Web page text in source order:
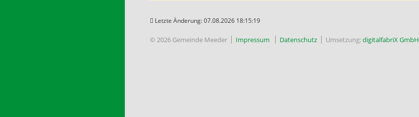
Letzte Änderung: 07.08.2026 18:15:19
© 2026 Gemeinde Meeder Impressum Datenschutz Umsetzung:digitalfabriX GmbH